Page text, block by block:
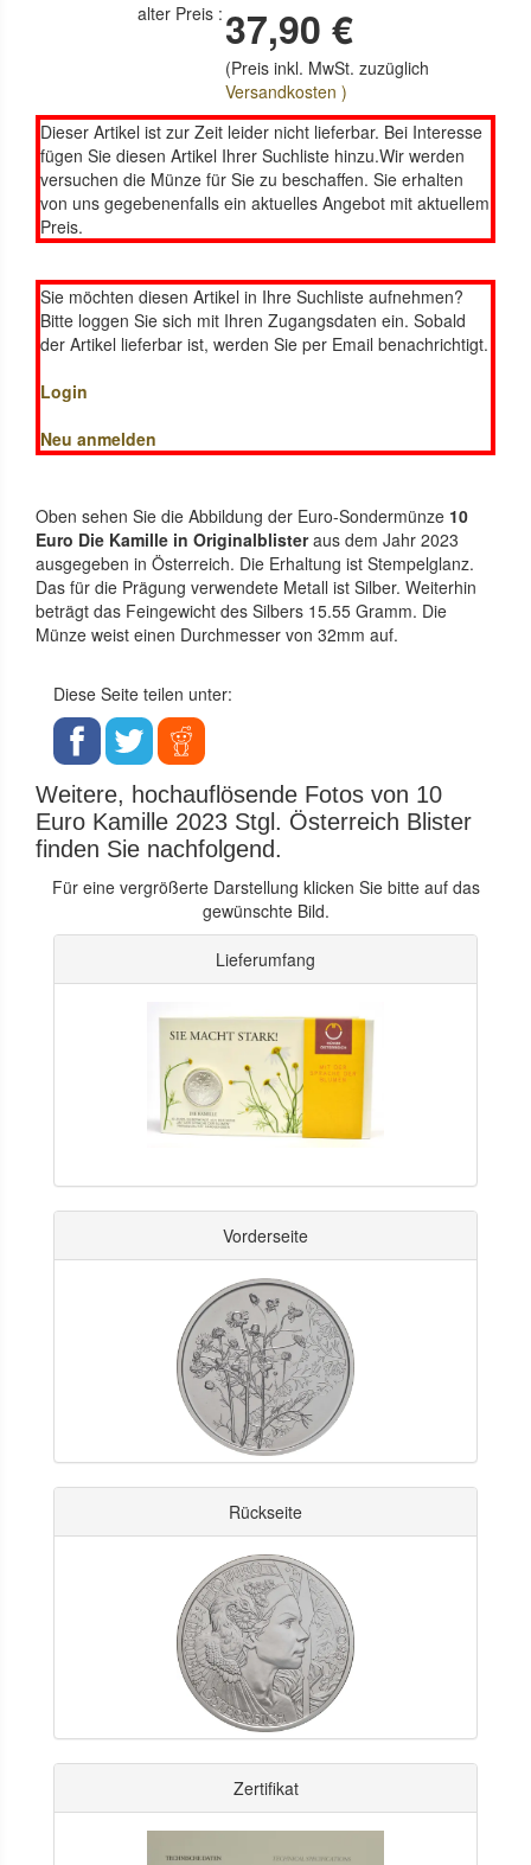
alter Preis : 37,90 €
(Preis inkl. MwSt. zuzüglich
Versandkosten )
Dieser Artikel ist zur Zeit leider nicht lieferbar. Bei Interesse
fügen Sie diesen Artikel Ihrer Suchliste hinzu.Wir werden
versuchen die Münze für Sie zu beschaffen. Sie erhalten
von uns gegebenenfalls ein aktuelles Angebot mit aktuellem
Preis.
Sie möchten diesen Artikel in Ihre Suchliste aufnehmen?
Bitte loggen Sie sich mit Ihren Zugangsdaten ein. Sobald
der Artikel lieferbar ist, werden Sie per Email benachrichtigt.
Login
Neu anmelden
Oben sehen Sie die Abbildung der Euro-Sondermünze 10
Euro Die Kamille in Originalblisteraus dem Jahr 2023
ausgegeben in Österreich. Die Erhaltung ist Stempelglanz.
Das für die Prägung verwendete Metall ist Silber. Weiterhin
beträgt das Feingewicht des Silbers 15.55 Gramm. Die
Münze weist einen Durchmesser von 32mm auf.
Diese Seite teilen unter:
Weitere, hochauflösende Fotos von 10
Euro Kamille 2023 Stgl. Österreich Blister
finden Sie nachfolgend.
Für eine vergrößerte Darstellung klicken Sie bitte auf das
gewünschte Bild.
Lieferumfang
Vorderseite
Rückseite
Zertifikat